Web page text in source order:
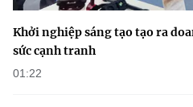
Khởi nghiệp sáng tạo tạo ra
sức cạnh tranh
01:22